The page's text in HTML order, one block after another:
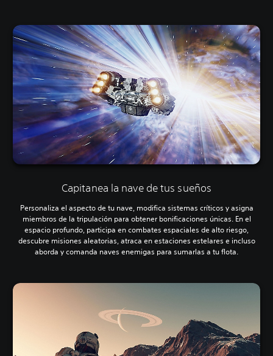
Capitanea la nave de tus sueños
Personaliza el aspecto de tu nave, modifica sistemas críticos y asigna
miembros de la tripulación para obtener bonificaciones únicas. En el
espacio profundo, participa en combates espaciales de alto riesgo,
descubre misiones aleatorias, atraca en estaciones estelares e incluso
aborda y comanda naves enemigas para sumarlas a tu flota.